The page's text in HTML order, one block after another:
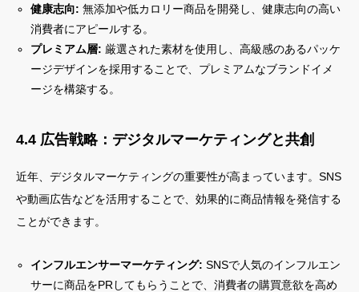
健康志向: 無添加や低カロリー商品を開発し、健康志向の高い
消費者にアピールする。
プレミアム層: 厳選された素材を使用し、高級感のあるパッケ
ージデザインを採用することで、プレミアムなブランドイメ
ージを構築する。
4.4 広告戦略：デジタルマーケティングと共創
近年、デジタルマーケティングの重要性が高まっています。SNS
や動画広告などを活用することで、効果的に商品情報を発信する
ことができます。
インフルエンサーマーケティング: SNSで人気のインフルエン
サーに商品をPRしてもらうことで、消費者の購買意欲を高め